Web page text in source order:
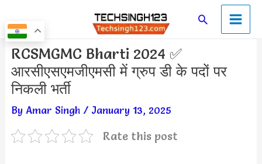
to
content
SearchMain
Menu
RCSMGMC Bharti 2024 ✅
आरसीएसएमजीएमसी में ग्रुप डी के पदों पर
निकली भर्ती
By Amar Singh / January 13, 2025
Rate this post
Post
navigation